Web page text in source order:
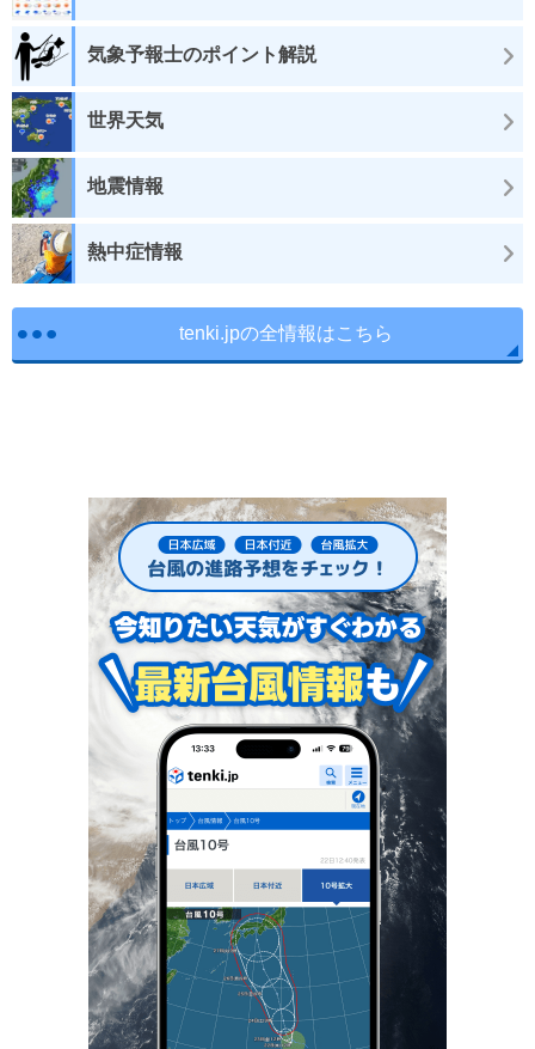
気象予報士のポイント解説
世界天気
地震情報
熱中症情報
tenki.jpの全情報はこちら